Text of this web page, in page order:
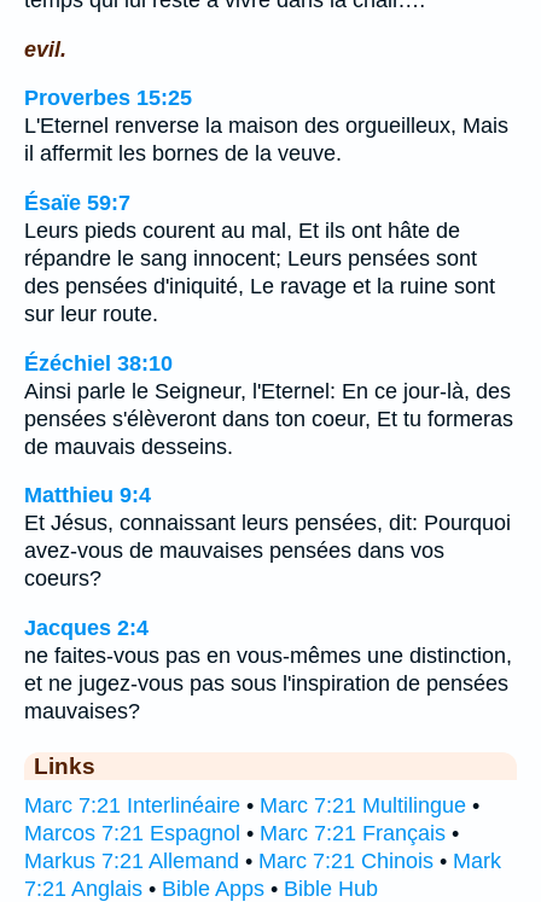
evil.
Proverbes 15:25
L'Eternel renverse la maison des orgueilleux, Mais
il affermit les bornes de la veuve.
Ésaïe 59:7
Leurs pieds courent au mal, Et ils ont hâte de
répandre le sang innocent; Leurs pensées sont
des pensées d'iniquité, Le ravage et la ruine sont
sur leur route.
Ézéchiel 38:10
Ainsi parle le Seigneur, l'Eternel: En ce jour-là, des
pensées s'élèveront dans ton coeur, Et tu formeras
de mauvais desseins.
Matthieu 9:4
Et Jésus, connaissant leurs pensées, dit: Pourquoi
avez-vous de mauvaises pensées dans vos
coeurs?
Jacques 2:4
ne faites-vous pas en vous-mêmes une distinction,
et ne jugez-vous pas sous l'inspiration de pensées
mauvaises?
Links
Marc 7:21 Interlinéaire • Marc 7:21 Multilingue •
Marcos 7:21 Espagnol • Marc 7:21 Français •
Markus 7:21 Allemand • Marc 7:21 Chinois • Mark
7:21 Anglais • Bible Apps • Bible Hub